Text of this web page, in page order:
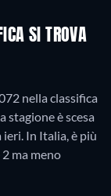
SI TROVA
nella classifica
stagione è scesa
In Italia, è più
ma meno